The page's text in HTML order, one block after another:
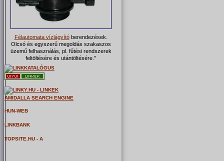
Félautomata vízlágyítóberendezések.
Olcsó és egyszerű megoldás szakaszos
üzemű felhasználás, pl. fűtési rendszerek
feltöltésére és utántöltésére."
AMIDALLA SEARCH ENGINE